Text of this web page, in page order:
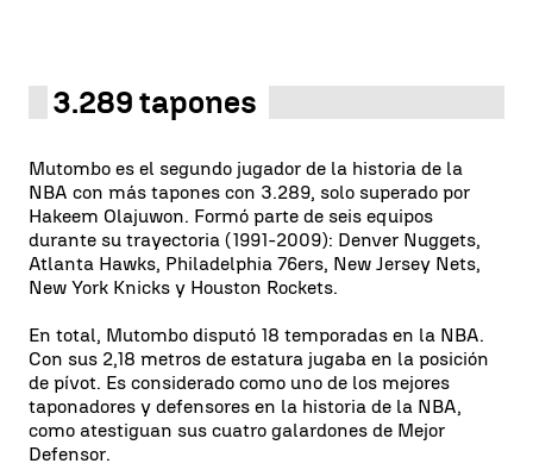
3.289 tapones
Mutombo es el segundo jugador de la historia de la
NBA con más tapones con 3.289, solo superado por
Hakeem Olajuwon. Formó parte de seis equipos
durante su trayectoria (1991-2009): Denver Nuggets,
Atlanta Hawks, Philadelphia 76ers, New Jersey Nets,
New York Knicks y Houston Rockets.
En total, Mutombo disputó 18 temporadas en la NBA.
Con sus 2,18 metros de estatura jugaba en la posición
de pívot. Es considerado como uno de los mejores
taponadores y defensores en la historia de la NBA,
como atestiguan sus cuatro galardones de Mejor
Defensor.